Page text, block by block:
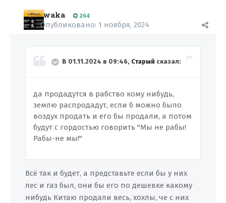
waka 264
Опубликовано: 1 ноября, 2024
В 01.11.2024 в 09:46, Старый сказал:
да продадутся в рабство кому нибудь,
землю распродадут, если б можно было
воздух продать и его бы продали, а потом
будут с гордостью говорить "Мы не рабы!
Рабы-не мы!"
Всё так и будет, а представьте если бы у них
лес и газ был, они бы его по дешевке какому
нибудь Китаю продали весь, хохлы, че с них